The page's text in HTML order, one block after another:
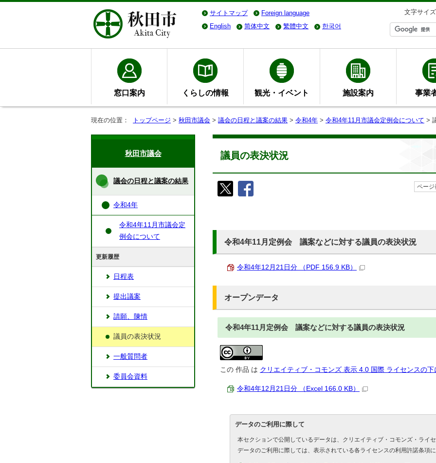
サイトマップ Foreign language 文字サイズ
English
简体中文 繁體中文 한국어
窓口案内 くらしの情報 観光・イベント 施設案内 事業
現在の位置： トップページ > 秋田市議会 > 議会の日程と議案の結果 > 令和4年 > 令和4年11月市議会定例会について >
議員の表決状況
ペー
令和4年11月定例会 議案などに対する議員の表決状況
令和4年12月21日分 （PDF 156.9 KB）
オープンデータ
令和4年11月定例会 議案などに対する議員の表決状況
この 作品 は クリエイティブ・コモンズ 表示 4.0 国際 ライセンスの下
令和4年12月21日分 （Excel 166.0 KB）
データのご利用に際して
本セクションで公開しているデータは、クリエイティブ・コモンズ・ライ
データのご利用に際しては、表示されている各ライセンスの利用許諾条項に
秋田市議会
議会の日程と議案の結果
令和4年
令和4年11月市議会定
例会について
更新履歴
日程表
提出議案
請願、陳情
議員の表決状況
一般質問者
委員会資料